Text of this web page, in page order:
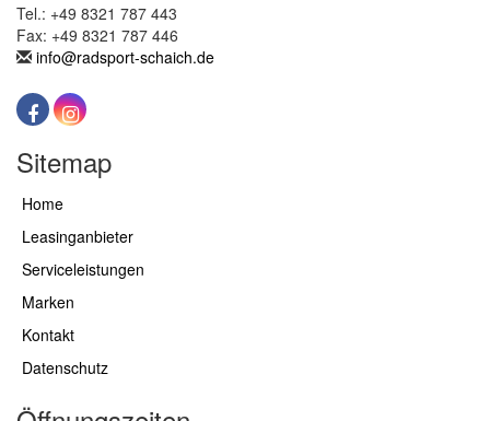
Tel.: +49 8321 787 443
Fax: +49 8321 787 446
info@radsport-schaich.de
Sitemap
Home
Leasinganbieter
Serviceleistungen
Marken
Kontakt
Datenschutz